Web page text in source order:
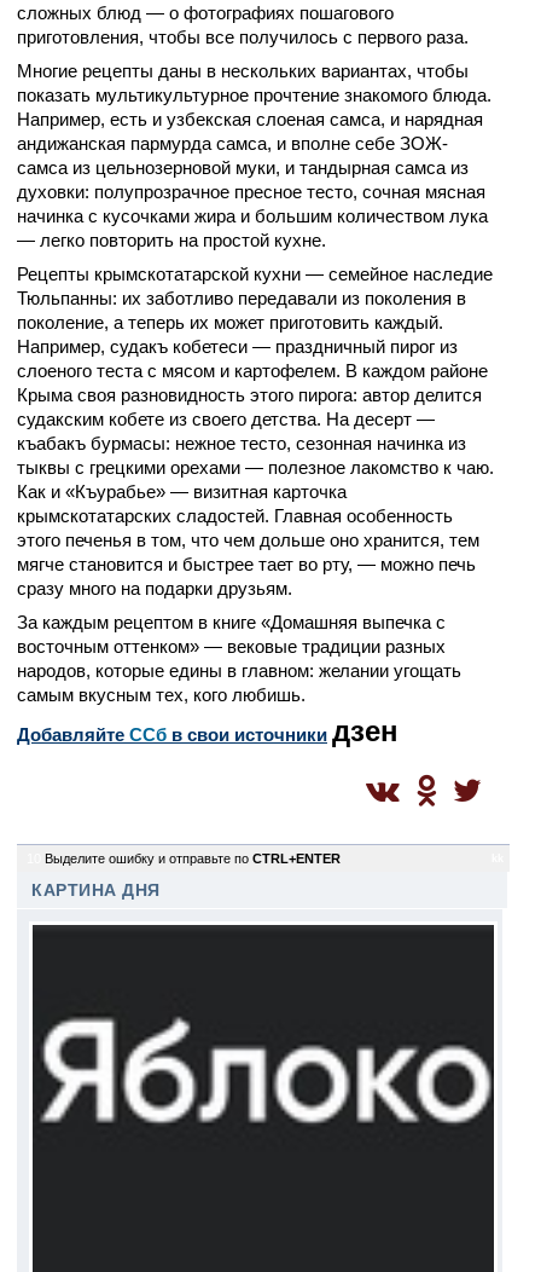
сложных блюд — о фотографиях пошагового
приготовления, чтобы все получилось с первого раза.
Многие рецепты даны в нескольких вариантах, чтобы
показать мультикультурное прочтение знакомого блюда.
Например, есть и узбекская слоеная самса, и нарядная
андижанская пармурда самса, и вполне себе ЗОЖ-
самса из цельнозерновой муки, и тандырная самса из
духовки: полупрозрачное пресное тесто, сочная мясная
начинка с кусочками жира и большим количеством лука
— легко повторить на простой кухне.
Рецепты крымскотатарской кухни — семейное наследие
Тюльпанны: их заботливо передавали из поколения в
поколение, а теперь их может приготовить каждый.
Например, судакъ кобетеси — праздничный пирог из
слоеного теста с мясом и картофелем. В каждом районе
Крыма своя разновидность этого пирога: автор делится
судакским кобете из своего детства. На десерт —
къабакъ бурмасы: нежное тесто, сезонная начинка из
тыквы с грецкими орехами — полезное лакомство к чаю.
Как и «Къурабье» — визитная карточка
крымскотатарских сладостей. Главная особенность
этого печенья в том, что чем дольше оно хранится, тем
мягче становится и быстрее тает во рту, — можно печь
сразу много на подарки друзьям.
За каждым рецептом в книге «Домашняя выпечка с
восточным оттенком» — вековые традиции разных
народов, которые едины в главном: желании угощать
самым вкусным тех, кого любишь.
Добавляйте CСб в свои источники дзен
Выделите ошибку и отправьте по CTRL+ENTER
КАРТИНА ДНЯ